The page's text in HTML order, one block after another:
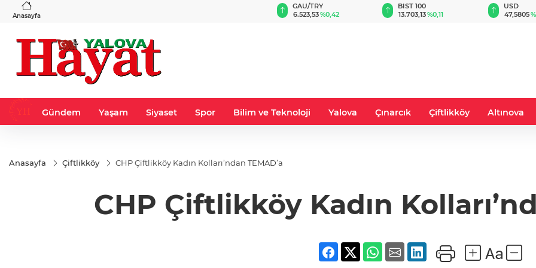
Anasayfa
%-0,46
GAU/TRY
6.523,53%0,42
BIST 100
13.703,13%0,11
USD
47,5805
Gündem Yaşam Siyaset Spor Bilim ve Teknoloji Yalova Çınarcık Çiftlikköy Altınova
Anasayfa Çiftlikköy CHP Çiftlikköy Kadın Kolları’ndan TEMAD’a
CHP Çiftlikköy Kadın